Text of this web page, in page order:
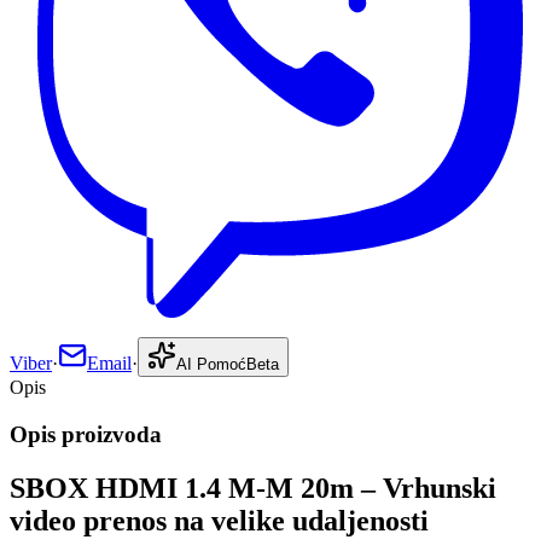
Viber· Email· AI Pomoć Beta
Opis
Opis proizvoda
SBOX HDMI 1.4 M-M 20m – Vrhunski
video prenos na velike udaljenosti